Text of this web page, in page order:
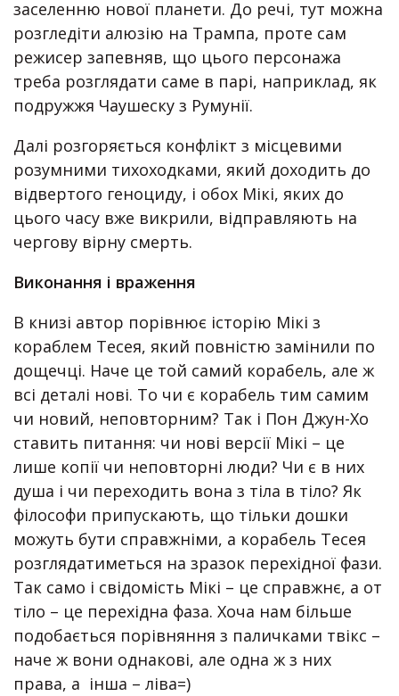
заселенню нової планети. До речі, тут можна
розгледіти алюзію на Трампа, проте сам
режисер запевняв, що цього персонажа
треба розглядати саме в парі, наприклад, як
подружжя Чаушеску з Румунії.
Далі розгоряється конфлікт з місцевими
розумними тихоходками, який доходить до
відвертого геноциду, і обох Мікі, яких до
цього часу вже викрили, відправляють на
чергову вірну смерть.
Виконання і враження
В книзі автор порівнює історію Мікі з
кораблем Тесея, який повністю замінили по
дощечці. Наче це той самий корабель, але ж
всі деталі нові. То чи є корабель тим самим
чи новий, неповторним? Так і Пон Джун-Хо
ставить питання: чи нові версії Мікі – це
лише копії чи неповторні люди? Чи є в них
душа і чи переходить вона з тіла в тіло? Як
філософи припускають, що тільки дошки
можуть бути справжніми, а корабель Тесея
розглядатиметься на зразок перехідної фази.
Так само і свідомість Мікі – це справжнє, а от
тіло – це перехідна фаза. Хоча нам більше
подобається порівняння з паличками твікс –
наче ж вони однакові, але одна ж з них
права, а інша – ліва=)